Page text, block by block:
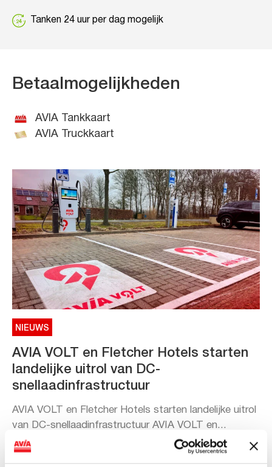
Tanken 24 uur per dag mogelijk
Betaalmogelijkheden
AVIA Tankkaart
AVIA Truckkaart
NIEUWS
AVIA VOLT en Fletcher Hotels starten
landelijke uitrol van DC-
snellaadinfrastructuur
AVIA VOLT en Fletcher Hotels starten landelijke uitrol
van DC-snellaadinfrastructuur AVIA VOLT en...
Lees verder